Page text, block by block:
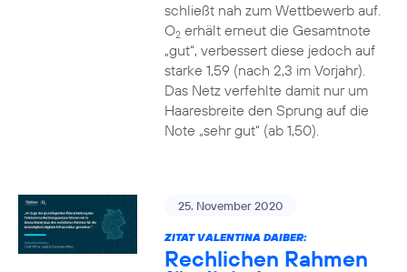
schließt nah zum Wettbewerb auf.
O2erhält erneut die Gesamtnote
„gut“, verbessert diese jedoch auf
starke 1,59 (nach 2,3 im Vorjahr).
Das Netz verfehlte damit nur um
Haaresbreite den Sprung auf die
Note „sehr gut“ (ab 1,50).
25. November 2020
ZITAT VALENTINA DAIBER:
Rechlichen Rahmen